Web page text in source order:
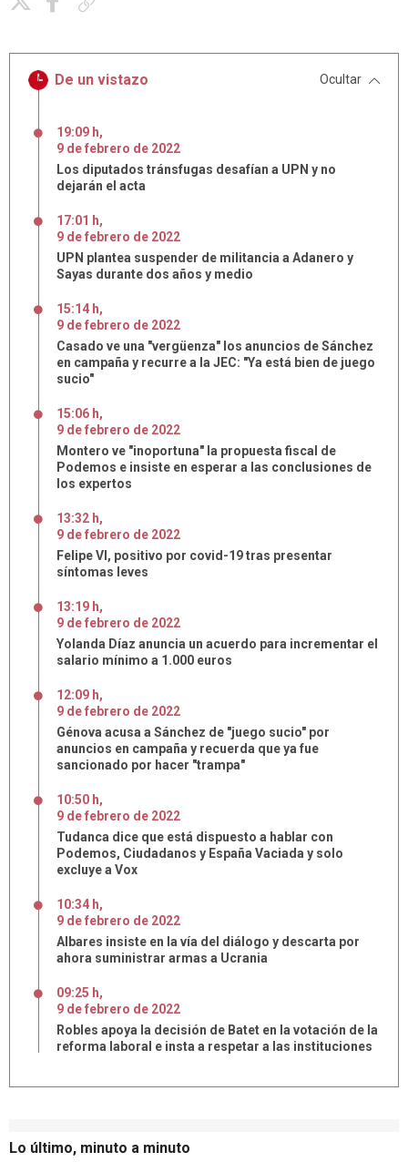
Lo último, minuto a minuto
De un vistazo Ocultar
19:09 h,
9 defebrero de 2022
Los diputados tránsfugas desafían a UPN y no
dejarán el acta
17:01 h,
9 defebrero de 2022
UPN plantea suspender de militancia a Adanero y
Sayas durante dos años y medio
15:14 h,
9 defebrero de 2022
Casado ve una "vergüenza" los anuncios de Sánchez
en campaña y recurre a la JEC: "Ya está bien de juego
sucio"
15:06 h,
9 defebrero de 2022
Montero ve "inoportuna" la propuesta fiscal de
Podemos e insiste en esperar a las conclusiones de
los expertos
13:32 h,
9 defebrero de 2022
Felipe VI, positivo por covid-19 tras presentar
síntomas leves
13:19 h,
9 defebrero de 2022
Yolanda Díaz anuncia un acuerdo para incrementar el
salario mínimo a 1.000 euros
12:09 h,
9 defebrero de 2022
Génova acusa a Sánchez de "juego sucio" por
anuncios en campaña y recuerda que ya fue
sancionado por hacer "trampa"
10:50 h,
9 defebrero de 2022
Tudanca dice que está dispuesto a hablar con
Podemos, Ciudadanos y España Vaciada y solo
excluye a Vox
10:34 h,
9 defebrero de 2022
Albares insiste en la vía del diálogo y descarta por
ahora suministrar armas a Ucrania
09:25 h,
9 defebrero de 2022
Robles apoya la decisión de Batet en la votación de la
reforma laboral e insta a respetar a las instituciones